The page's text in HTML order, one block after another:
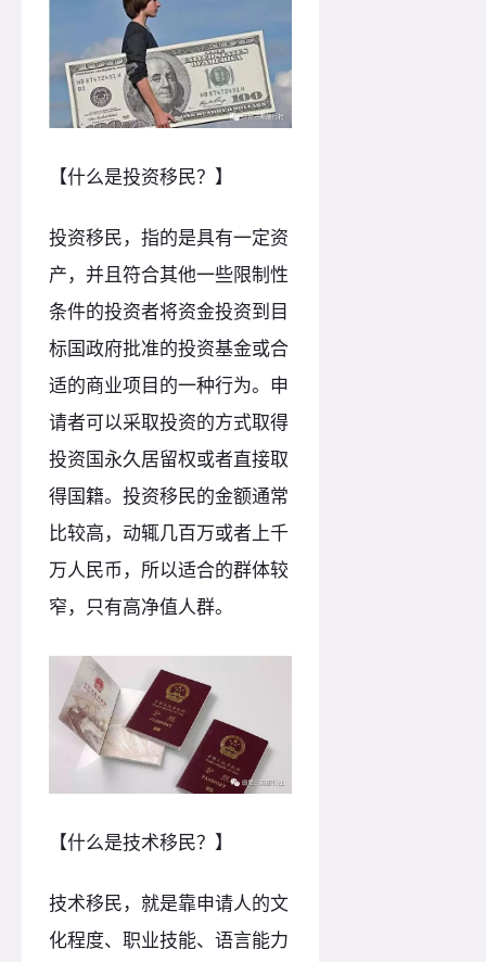
【什么是投资移民？】
投资移民，指的是具有一定资
产，并且符合其他一些限制性
条件的投资者将资金投资到目
标国政府批准的投资基金或合
适的商业项目的一种行为。申
请者可以采取投资的方式取得
投资国永久居留权或者直接取
得国籍。投资移民的金额通常
比较高，动辄几百万或者上千
万人民币，所以适合的群体较
窄，只有高净值人群。
【什么是技术移民？】
技术移民，就是靠申请人的文
化程度、职业技能、语言能力